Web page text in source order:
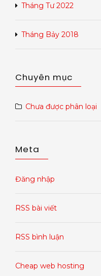
Tháng Tư 2022
Tháng Bảy 2018
Chuyên mục
Chưa được phân loại
Meta
Đăng nhập
RSS bài viết
RSS bình luận
Cheap web hosting